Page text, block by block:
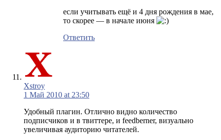
если учитывать ещё и 4 дня рождения в мае,
то скорее — в начале июня
Ответить
Xstroy
1 Май 2010 at 23:50
Удобный плагин. Отлично видно количество
подписчиков и в твиттере, и feedberner, визуально
увеличивая аудиторию читателей.